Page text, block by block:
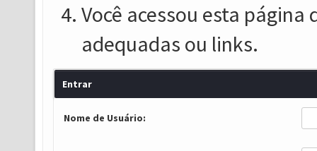
Você acessou esta
adequadas ou links.
Entrar
Nome de Usuário: